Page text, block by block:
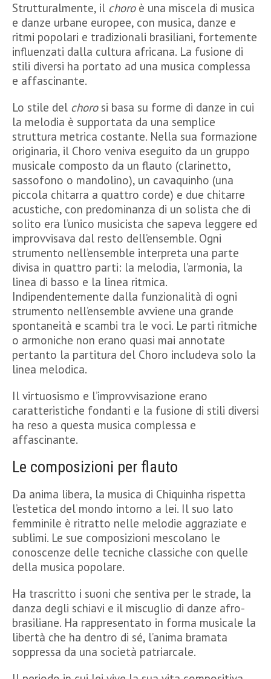
Strutturalmente, il choroè una miscela di musica
e danze urbane europee, con musica, danze e
ritmi popolari e tradizionali brasiliani, fortemente
influenzati dalla cultura africana. La fusione di
stili diversi ha portato ad una musica complessa
e affascinante.
Lo stile del chorosi basa su forme di danze in cui
la melodia è supportata da una semplice
struttura metrica costante. Nella sua formazione
originaria, il Choro veniva eseguito da un gruppo
musicale composto da un flauto (clarinetto,
sassofono o mandolino), un cavaquinho (una
piccola chitarra a quattro corde) e due chitarre
acustiche, con predominanza di un solista che di
solito era l’unico musicista che sapeva leggere ed
improvvisava dal resto dell’ensemble. Ogni
strumento nell’ensemble interpreta una parte
divisa in quattro parti: la melodia, l’armonia, la
linea di basso e la linea ritmica.
Indipendentemente dalla funzionalità di ogni
strumento nell’ensemble avviene una grande
spontaneità e scambi tra le voci. Le parti ritmiche
o armoniche non erano quasi mai annotate
pertanto la partitura del Choro includeva solo la
linea melodica.
Il virtuosismo e l’improvvisazione erano
caratteristiche fondanti e la fusione di stili diversi
ha reso a questa musica complessa e
affascinante.
Le composizioni per flauto
Da anima libera, la musica di Chiquinha rispetta
l’estetica del mondo intorno a lei. Il suo lato
femminile è ritratto nelle melodie aggraziate e
sublimi. Le sue composizioni mescolano le
conoscenze delle tecniche classiche con quelle
della musica popolare.
Ha trascritto i suoni che sentiva per le strade, la
danza degli schiavi e il miscuglio di danze afro-
brasiliane. Ha rappresentato in forma musicale la
libertà che ha dentro di sé, l’anima bramata
soppressa da una società patriarcale.